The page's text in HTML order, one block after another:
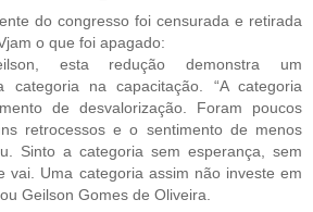
do congresso foi censurada e retirada
o que foi apagado:
esta redução demonstra um
categoria na capacitação. “A categoria
de desvalorização. Foram poucos
retrocessos e o sentimento de menos
Sinto a categoria sem esperança, sem
vai. Uma categoria assim não investe em
Geilson Gomes de Oliveira.